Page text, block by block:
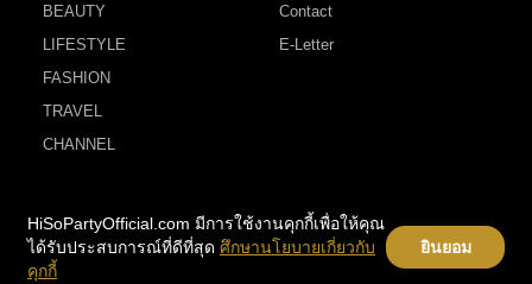
BEAUTY
LIFESTYLE
FASHION
TRAVEL
CHANNEL
Contact
E-Letter
HiSoPartyOfficial.com มีการใช้งานคุกกี้เพื่อให้คุณ
ได้รับประสบการณ์ที่ดีที่สุด ศึกษานโยบายเกี่ยวกับ
คุกกี้
ยินยอม